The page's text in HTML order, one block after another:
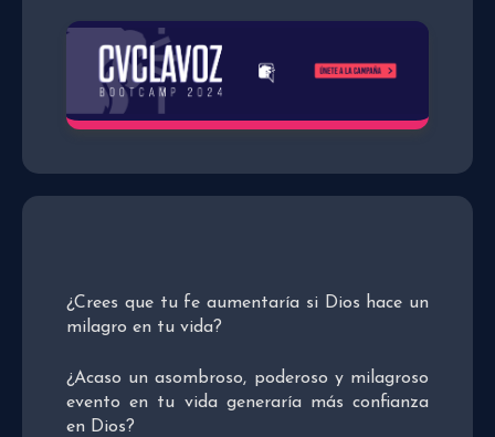
¿Crees que tu fe aumentaría si Dios hace un
milagro en tu vida?
¿Acaso un asombroso, poderoso y milagroso
evento en tu vida generaría más confianza
en Dios?